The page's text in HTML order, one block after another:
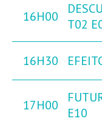
16H00
T02
16H30
17H00
E10